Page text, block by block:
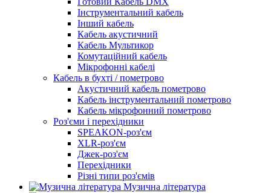
Інструментальний кабель
Інший кабель
Кабель акустичний
Кабель Мультикор
Комутаційний кабель
Мікрофонні кабелі
Кабель в бухті / пометрово
Акустичний кабель пометрово
Кабель інструментальний пометрово
Кабель мікрофонний пометрово
Роз'єми і перехідники
SPEAKON-роз'єм
XLR-роз'єм
Джек-роз'єм
Перехідники
Різні типи роз'ємів
Музична література